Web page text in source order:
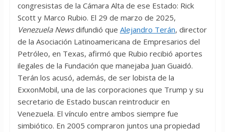
congresistas de la Cámara Alta de ese Estado: Rick
Scott y Marco Rubio. El 29 de marzo de 2025,
Venezuela Newsdifundió que Alejandro Terán, director
de la Asociación Latinoamericana de Empresarios del
Petróleo, en Texas, afirmó que Rubio recibió aportes
ilegales de la Fundación que manejaba Juan Guaidó.
Terán los acusó, además, de ser lobista de la
ExxonMobil, una de las corporaciones que Trump y su
secretario de Estado buscan reintroducir en
Venezuela. El vínculo entre ambos siempre fue
simbiótico. En 2005 compraron juntos una propiedad